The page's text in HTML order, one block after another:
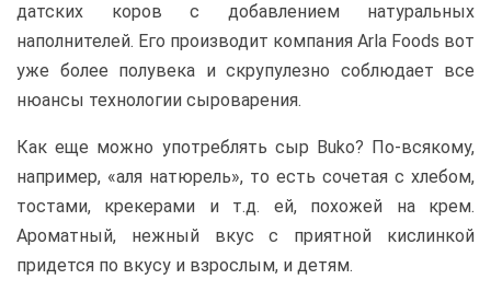
датских коров с добавлением натуральных
наполнителей. Его производит компания Arla Foods вот
уже более полувека и скрупулезно соблюдает все
нюансы технологии сыроварения.
Как еще можно употреблять сыр Buko? По-всякому,
например, «аля натюрель», то есть сочетая с хлебом,
тостами, крекерами и т.д. ей, похожей на крем.
Ароматный, нежный вкус с приятной кислинкой
придется по вкусу и взрослым, и детям.